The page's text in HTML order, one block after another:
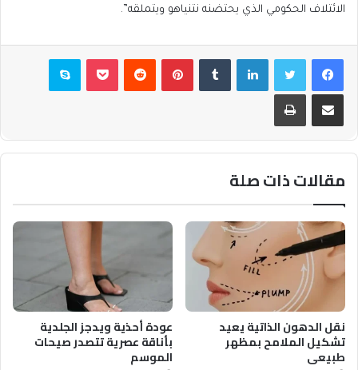
الائتلاف الحكومي الذي يحتضنه نتنياهو ويتملقه”.
فيسبوكتويتر لينكدإن بينتيريست بوكيت سكايب
مشاركة عبر البريد طباعة
مقالات ذات صلة
نقل الدهون الذاتية يعيد
تشكيل الملامح بمظهر
طبيعي
عودة أحذية ويدجز الجلدية
بأناقة عصرية تتصدر صيحات
الموسم